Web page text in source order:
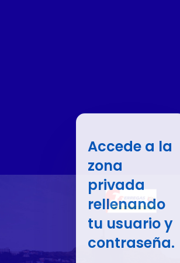
Accede a la
zona
privada
rellenando
tu usuario y
contraseña.